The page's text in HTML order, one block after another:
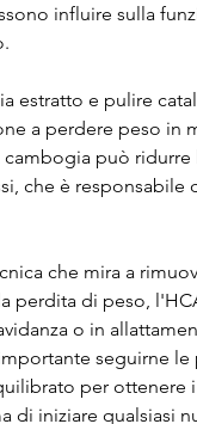
influire sulla
estratto e pulire
a perdere peso in
può
che è responsabile
che mira a
perdita di peso,
o in
seguirne le
per ottenere
di iniziare qualsiasi